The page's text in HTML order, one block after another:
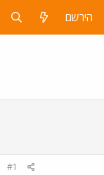
הירשם
#1